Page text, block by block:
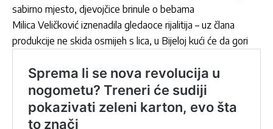
sabirno mjesto, djevojčice brinule o bebama
Milica Veličković iznenadila gledaoce rijalitija – uz člana
produkcije ne skida osmijeh s lica, u Bijeloj kući će da gori